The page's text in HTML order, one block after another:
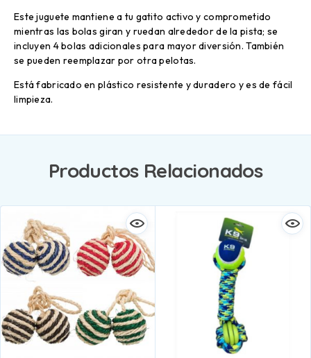
Este juguete mantiene a tu gatito activo y comprometido
mientras las bolas giran y ruedan alrededor de la pista; se
incluyen 4 bolas adicionales para mayor diversión. También
se pueden reemplazar por otra pelotas.
Está fabricado en plástico resistente y duradero y es de fácil
limpieza.
Productos Relacionados